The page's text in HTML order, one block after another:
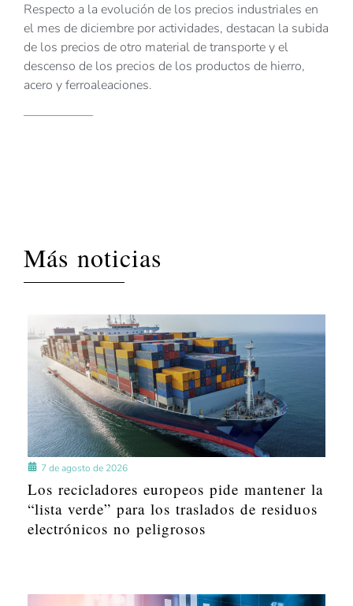
Respecto a la evolución de los precios industriales en
el mes de diciembre por actividades, destacan la subida
de los precios de otro material de transporte y el
descenso de los precios de los productos de hierro,
acero y ferroaleaciones.
—————–
Más noticias
7 de agosto de 2026
Los recicladores europeos pide mantener la
“lista verde” para los traslados de residuos
electrónicos no peligrosos